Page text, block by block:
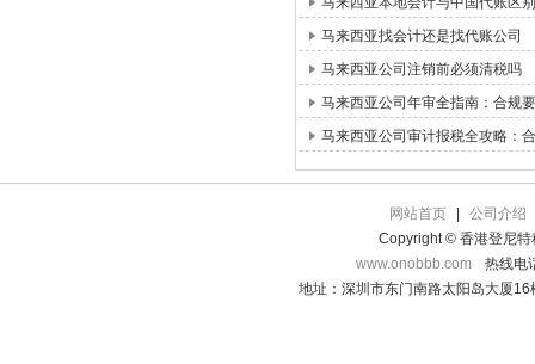
马来西亚找会计还是找代账公司
马来西亚公司注销前必须清税吗
马来西亚公司年审全指南：合规
马来西亚公司审计报税全攻略：
网站首页
公司介绍
Copyright © 香港登尼特
www.onobbb.com
热线电
地址：深圳市东门南路太阳岛大厦